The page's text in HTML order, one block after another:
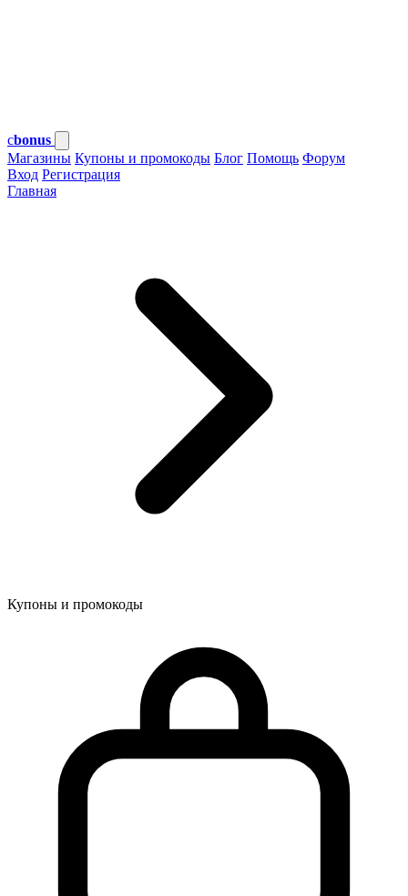
cbonus
Магазины Купоны и промокоды Блог Помощь Форум
Вход Регистрация
Главная
Купоны и промокоды